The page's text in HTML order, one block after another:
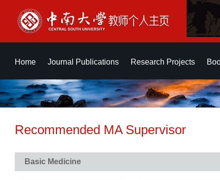
Home Journal Publications Research Projects
Recommended MA Supervisor
Basic Medicine